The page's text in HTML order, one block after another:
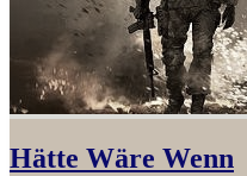
Hätte Wäre Wenn